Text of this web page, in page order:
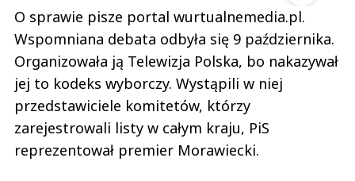
O sprawie pisze portal wurtualnemedia.pl.
Wspomniana debata odbyła się 9 października.
Organizowała ją Telewizja Polska, bo nakazywał
jej to kodeks wyborczy. Wystąpili w niej
przedstawiciele komitetów, którzy
zarejestrowali listy w całym kraju, PiS
reprezentował premier Morawiecki.